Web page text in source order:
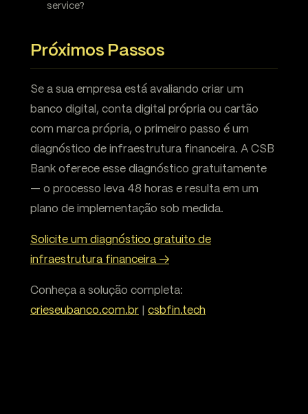
service?
Próximos Passos
Se a sua empresa está avaliando criar um
banco digital, conta digital própria ou cartão
com marca própria, o primeiro passo é um
diagnóstico de infraestrutura financeira. A CSB
Bank oferece esse diagnóstico gratuitamente
— o processo leva 48 horas e resulta em um
plano de implementação sob medida.
Solicite um diagnóstico gratuito de
infraestrutura financeira →
Conheça a solução completa:
crieseubanco.com.br
csbfin.tech